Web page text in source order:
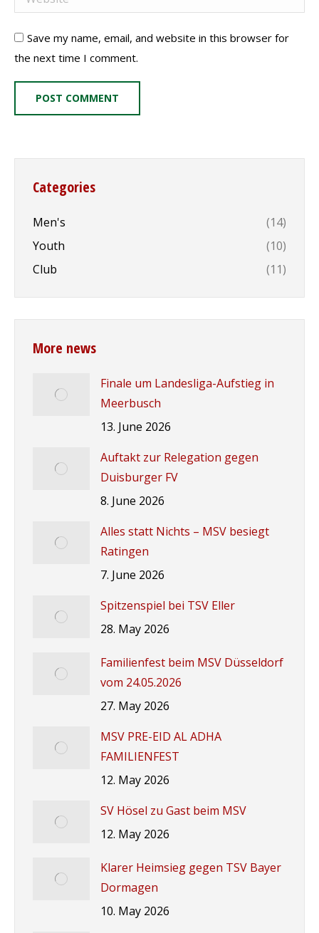
Save my name, email, and website in this browser for
the next time I comment.
POST COMMENT
Categories
Men's
(14)
Youth
(10)
Club
(11)
More news
Finale um Landesliga-Aufstieg in
Meerbusch
13. June 2026
Auftakt zur Relegation gegen
Duisburger FV
8. June 2026
Alles statt Nichts – MSV besiegt
Ratingen
7. June 2026
Spitzenspiel bei TSV Eller
28. May 2026
Familienfest beim MSV Düsseldorf
vom 24.05.2026
27. May 2026
MSV PRE-EID AL ADHA
FAMILIENFEST
12. May 2026
SV Hösel zu Gast beim MSV
12. May 2026
Klarer Heimsieg gegen TSV Bayer
Dormagen
10. May 2026